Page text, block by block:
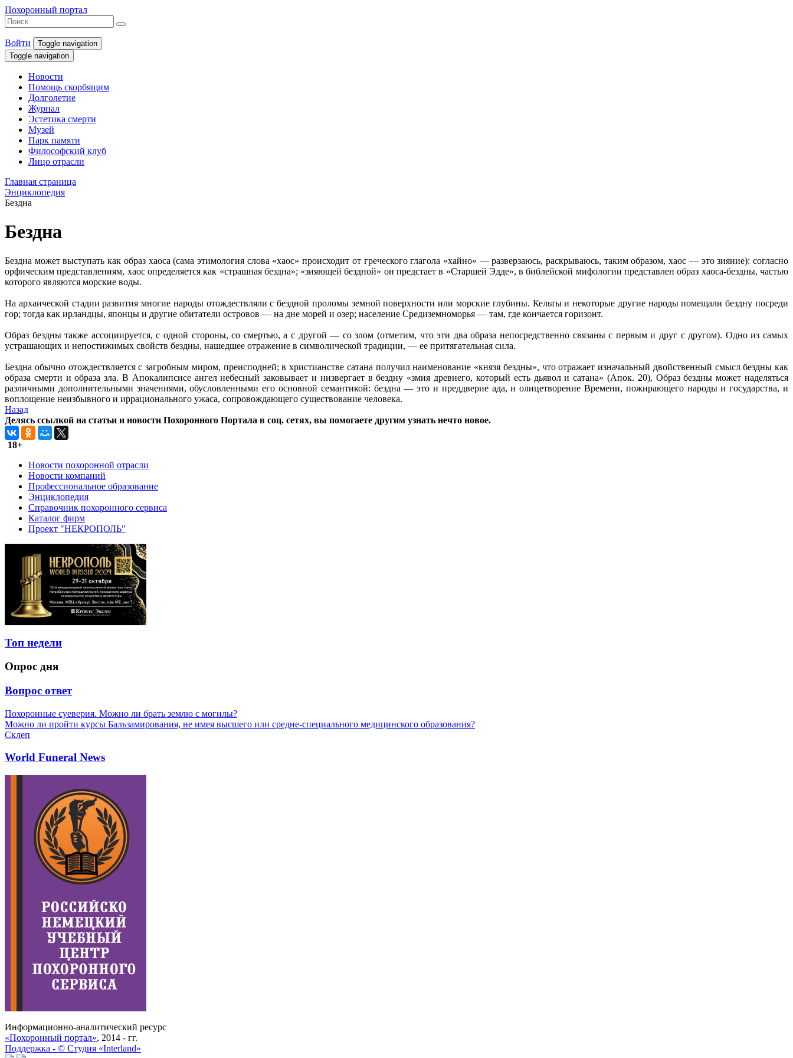
Похоронный портал
Войти
Toggle navigation
Toggle navigation
Новости
Помощь скорбящим
Долголетие
Журнал
Эстетика смерти
Музей
Парк памяти
Философский клуб
Лицо отрасли
Главная страница
Энциклопедия
Бездна
Бездна
Бездна может выступать как образ хаоса (сама этимология слова «хаос» происходит от греческого глагола «хайно» — разверзаюсь, раскрываюсь, таким образом, хаос — это зияние): согласно
орфическим представлениям, хаос определяется как «страшная бездна»; «зияющей бездной» он предстает в «Старшей Эдде», в библейской мифологии представлен образ хаоса-бездны, частью
которого являются морские воды.
На архаической стадии развития многие народы отождествляли с бездной проломы земной поверхности или морские глубины. Кельты и некоторые другие народы помещали бездну посреди
гор; тогда как ирландцы, японцы и другие обитатели островов — на дне морей и озер; население Средиземноморья — там, где кончается горизонт.
Образ бездны также ассоциируется, с одной стороны, со смертью, а с другой — со злом (отметим, что эти два образа непосредственно связаны с первым и друг с другом). Одно из самых
устрашающих и непостижимых свойств бездны, нашедшее отражение в символической традиции, — ее притягательная сила.
Бездна обычно отождествляется с загробным миром, преисподней; в христианстве сатана получил наименование «князя бездны», что отражает изначальный двойственный смысл бездны как
образа смерти и образа зла. В Апокалипсисе ангел небесный заковывает и низвергает в бездну «змия древнего, который есть дьявол и сатана» (Апок. 20), Образ бездны может наделяться
различными дополнительными значениями, обусловленными его основной семантикой: бездна — это и преддверие ада, и олицетворение Времени, пожирающего народы и государства, и
воплощение неизбывного и иррационального ужаса, сопровождающего существование человека.
Назад
Делясь ссылкой на статьи и новости Похоронного Портала в соц. сетях, вы помогаете другим узнать нечто новое.
18+
Новости похоронной отрасли
Новости компаний
Профессиональное образование
Энциклопедия
Справочник похоронного сервиса
Каталог фирм
Проект "НЕКРОПОЛЬ"
Топ недели
Опрос дня
Вопрос ответ
Похоронные суеверия. Можно ли брать землю с могилы?
Можно ли пройти курсы Бальзамирования, не имея высшего или средне-специального медицинского образования?
Склеп
World Funeral News
Информационно-аналитический ресурс
«Похоронный портал», 2014 - гг.
Поддержка - © Cтудия «Interland»